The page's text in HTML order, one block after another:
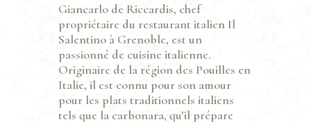
Giancarlo de Riccardis, chef
propriétaire du restaurant italien Il
Salentino à Grenoble, est un
passionné de cuisine italienne.
Originaire de la région des Pouilles en
Italie, il est connu pour son amour
pour les plats traditionnels italiens
tels que la carbonara, qu’il prépare